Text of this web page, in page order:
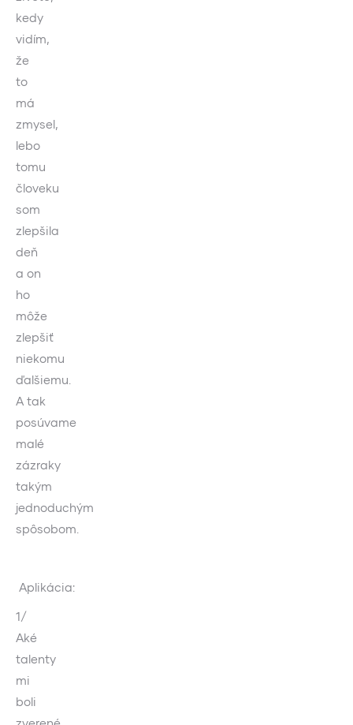
kedy
vidím,
že
to
má
zmysel,
lebo
tomu
človeku
som
zlepšila
deň
a on
ho
môže
zlepšiť
niekomu
ďalšiemu.
A tak
posúvame
malé
zázraky
takým
jednoduchým
spôsobom.
Aplikácia:
1/
Aké
talenty
mi
boli